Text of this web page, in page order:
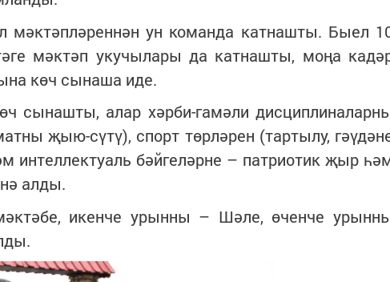
мәктәпләреннән ун команда катнашты. Быел
мәктәп укучылары да катнашты, моңа
көч сынаша иде.
сынашты, алар хәрби-гамәли
җыю-сүтү), спорт төрләрен (тартылу,
интеллектуаль бәйгеләрне – патриотик җыр
алды.
икенче урынны – Шәле, өченче